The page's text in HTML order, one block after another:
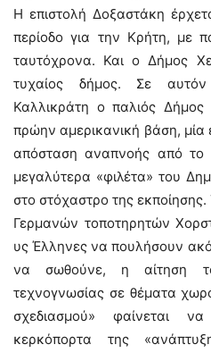
Η επιστολή Δοξαστάκη
περίοδο για την Κρήτη, με
ταυτόχρονα. Και ο Δήμος
τυχαίος δήμος. Σε
Καλλικράτη ο παλιός
πρώην αμερικανική βάση,
απόσταση αναπνοής από το
μεγαλύτερα «φιλέτα» του
στο στόχαστρο της
Γερμανών τοποτηρητών
υς Έλληνες να πουλήσουν
να σωθούνε, η αίτηση
τεχνογνωσίας σε θέματα
σχεδιασμού» φαίνεται
κερκόπορτα της